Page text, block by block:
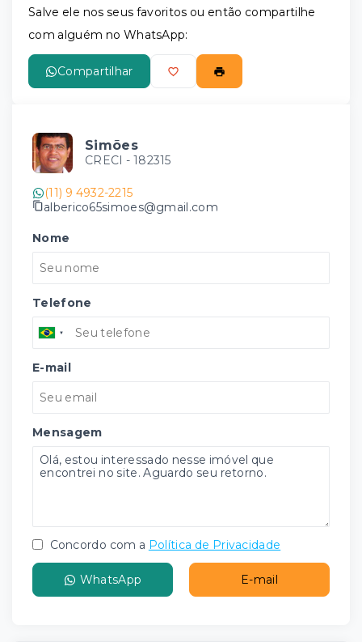
Salve ele nos seus favoritos ou então compartilhe
com alguém no WhatsApp:
Compartilhar
Simões
CRECI - 182315
(11) 9 4932-2215
alberico65simoes@gmail.com
Nome
Telefone
E-mail
Mensagem
Concordo com a Política de Privacidade
WhatsApp E-mail